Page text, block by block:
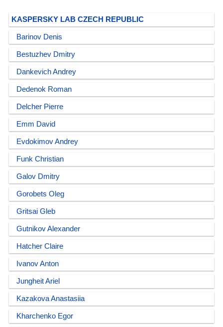
KASPERSKY LAB CZECH REPUBLIC
Barinov Denis
Bestuzhev Dmitry
Dankevich Andrey
Dedenok Roman
Delcher Pierre
Emm David
Evdokimov Andrey
Funk Christian
Galov Dmitry
Gorobets Oleg
Gritsai Gleb
Gutnikov Alexander
Hatcher Claire
Ivanov Anton
Jungheit Ariel
Kazakova Anastasiia
Kharchenko Egor